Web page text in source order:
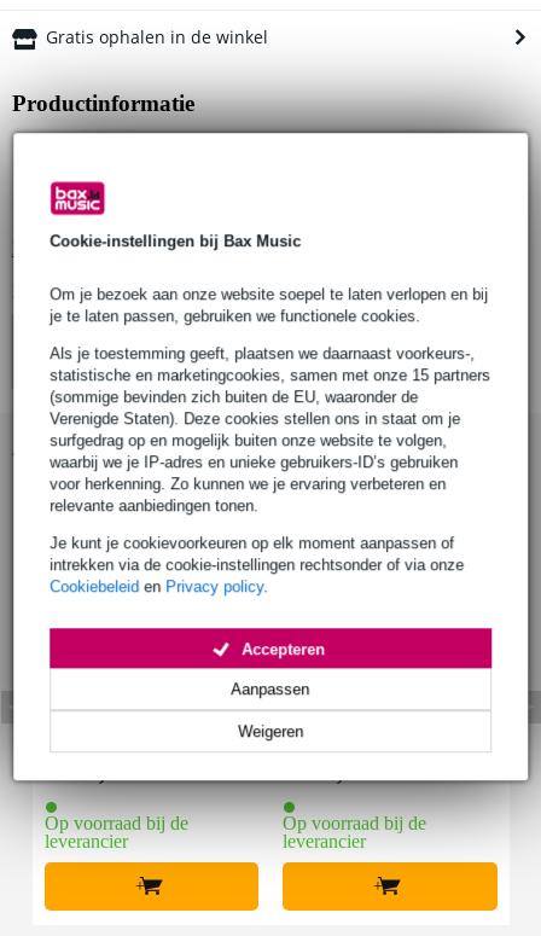
Cookie-instellingen bij Bax Music
Om je bezoek aan onze website soepel te laten verlopen en bij
je te laten passen, gebruiken we functionele cookies.
Als je toestemming geeft, plaatsen we daarnaast voorkeurs-,
statistische en marketingcookies, samen met onze 15 partners
(sommige bevinden zich buiten de EU, waaronder de
Verenigde Staten). Deze cookies stellen ons in staat om je
surfgedrag op en mogelijk buiten onze website te volgen,
waarbij we je IP-adres en unieke gebruikers-ID’s gebruiken
voor herkenning. Zo kunnen we je ervaring verbeteren en
relevante aanbiedingen tonen.
Je kunt je cookievoorkeuren op elk moment aanpassen of
intrekken via de cookie-instellingen rechtsonder of via onze
Cookiebeleid en Privacy policy.
Weigeren
Aanpassen
Accepteren
Gratis ophalen in de winkel
Productinformatie
materiaal: kunststof
kleur: zwart
Bekijk alle productspecificaties
Bekijk ook eens (2)
Accessoires (2)
Adam Hall 0155X34W
meter
Op voorraad bij de
leverancier
+
Adam Hall 0155X34B g
aasdoek 100 zwart 3 x 4
meter
Op voorraad bij de
leverancier
+